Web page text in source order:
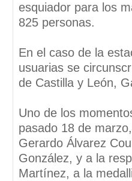
esquiador para los
825 personas.
En el caso de la
usuarias se
de Castilla y León,
Uno de los
pasado 18 de
Gerardo Álvarez
González, y a la
Martínez, a la